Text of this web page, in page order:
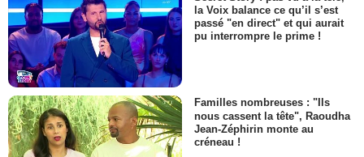
la Voix balance ce qu’il s’est
passé "en direct" et qui aurait
pu interrompre le prime !
Familles nombreuses : "Ils
nous cassent la tête", Raoudha
Jean-Zéphirin monte au
créneau !